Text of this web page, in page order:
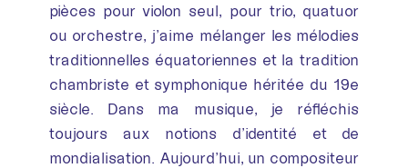
pièces pour violon seul, pour trio, quatuor
ou orchestre, j’aime mélanger les mélodies
traditionnelles équatoriennes et la tradition
chambriste et symphonique héritée du 19e
siècle. Dans ma musique, je réfléchis
toujours aux notions d’identité et de
mondialisation. Aujourd’hui, un compositeur